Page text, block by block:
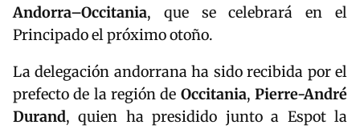
Andorra–Occitania, que se celebrará en el
Principado el próximo otoño.
La delegación andorrana ha sido recibida por el
prefecto de la región de Occitania,Pierre-André
Durand, quien ha presidido junto a Espot la